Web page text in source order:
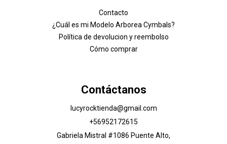
Contacto
¿Cuál es mi Modelo Arborea Cymbals?
Política de devolucion y reembolso
Cómo comprar
Contáctanos
lucyrocktienda@gmail.com
+56952172615
Gabriela Mistral #1086 Puente Alto,